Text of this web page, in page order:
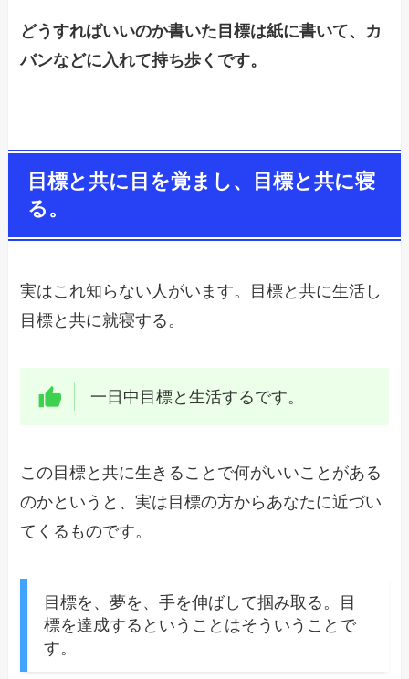
どうすればいいのか書いた目標は紙に書いて、カ
バンなどに入れて持ち歩くです。
目標と共に目を覚まし、目標と共に寝
る。
実はこれ知らない人がいます。目標と共に生活し
目標と共に就寝する。
一日中目標と生活するです。
この目標と共に生きることで何がいいことがある
のかというと、実は目標の方からあなたに近づい
てくるものです。
目標を、夢を、手を伸ばして掴み取る。目
標を達成するということはそういうことで
す。